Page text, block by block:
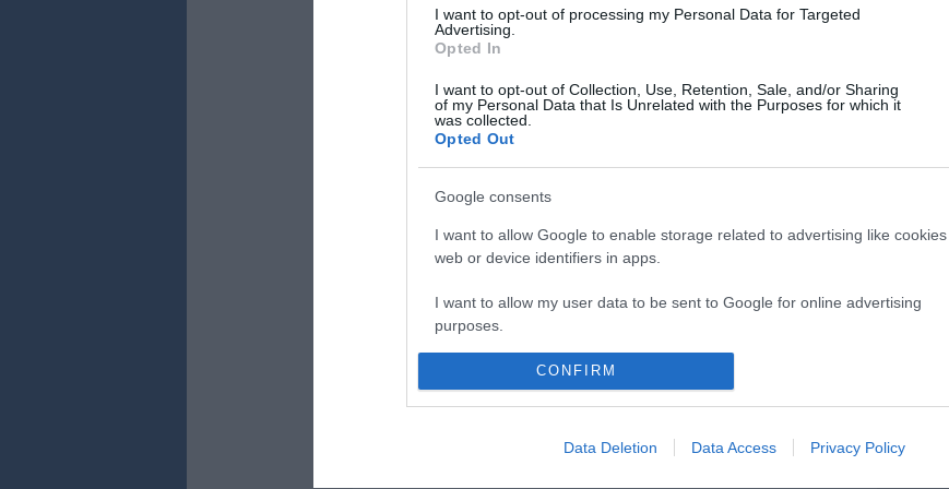
I want to opt-out of processing my Personal Data for Targeted
Advertising.
Opted In
I want to opt-out of Collection, Use, Retention, Sale, and/or Sharing
of my Personal Data that Is Unrelated with the Purposes for which it
was collected.
Opted Out
Google consents
I want to allow Google to enable storage related to advertising like cookies
web or device identifiers in apps.
I want to allow my user data to be sent to Google for online advertising
purposes.
I want to allow Google to send me personalized advertising.
web or device identifiers in apps.
CONFIRM
Data Deletion Data Access Privacy Policy
Mit